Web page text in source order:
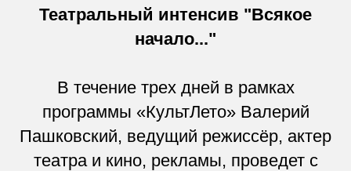
Театральный интенсив "Всякое
начало..."
В течение трех дней в рамках
программы «КультЛето» Валерий
Пашковский, ведущий режиссёр, актер
театра и кино, рекламы, проведет с